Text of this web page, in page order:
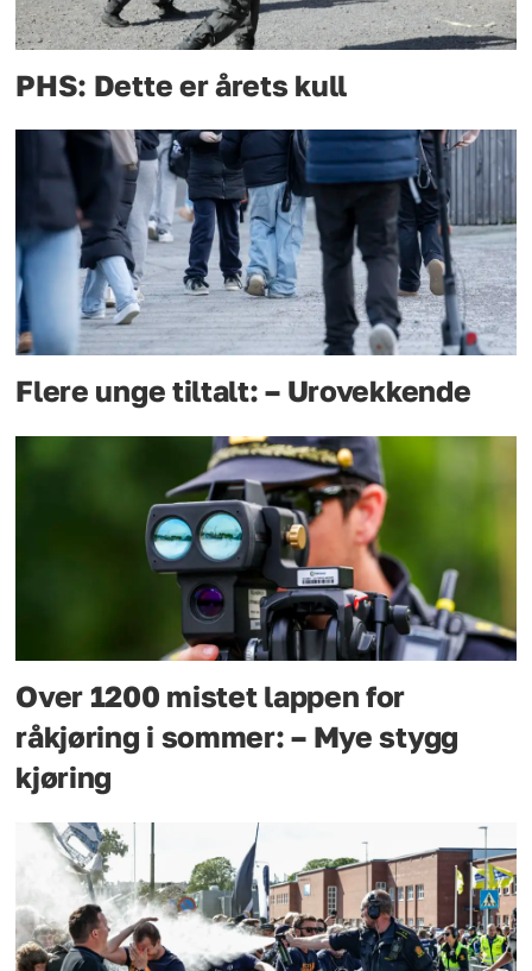
PHS: Dette er årets kull
Flere unge tiltalt: – Urovekkende
Over 1200 mistet lappen for
råkjøring i sommer: – Mye stygg
kjøring